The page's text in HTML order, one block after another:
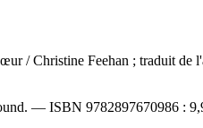
/ Christine Feehan ; traduit
— ISBN 9782897670986 :